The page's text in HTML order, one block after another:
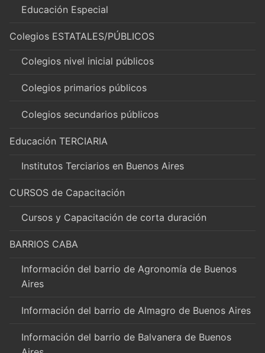
Educación Especial
Colegios ESTATALES/PÚBLICOS
Colegios nivel inicial públicos
Colegios primarios públicos
Colegios secundarios públicos
Educación TERCIARIA
Institutos Terciarios en Buenos Aires
CURSOS de Capacitación
Cursos y Capacitación de corta duración
BARRIOS CABA
Información del barrio de Agronomía de Buenos
Aires
Información del barrio de Almagro de Buenos Aires
Información del barrio de Balvanera de Buenos